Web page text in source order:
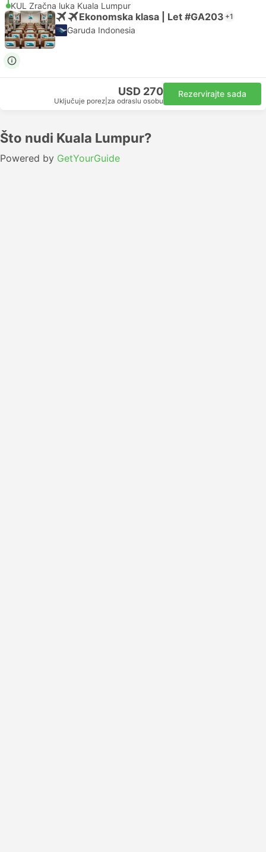
KUL Zračna luka Kuala Lumpur
Ekonomska klasa | Let #GA203 +1
Garuda Indonesia
USD 270
Uključuje porez za odraslu osobu
Rezervirajte sada
Što nudi Kuala Lumpur?
Powered by GetYourGuide